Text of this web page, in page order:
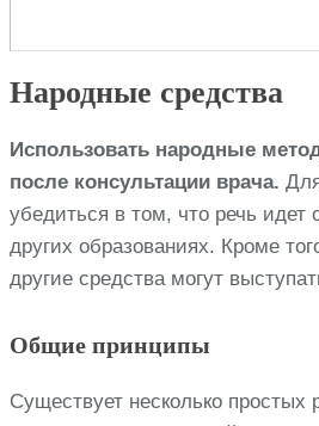
Народные средства
Использовать народные
после консультации врача.
убедиться в том, что речь идет
других образованиях. Кроме
другие средства могут
Общие принципы
Существует несколько простых